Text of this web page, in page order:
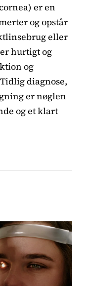
er en
og opstår
eller
hurtigt og
og
diagnose,
er nøglen
og et klart